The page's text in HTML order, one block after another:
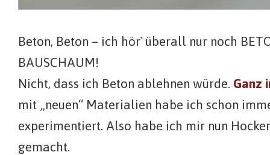
Beton, Beton – ich hör` überall nur noch
BAUSCHAUM!
Nicht, dass ich Beton ablehnen würde. Ganz
mit „neuen“ Materialien habe ich schon
experimentiert. Also habe ich mir nun
gemacht.